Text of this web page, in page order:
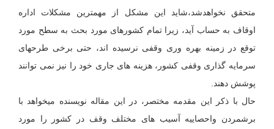
متحقق نخواهدشد،شاید این مشکل از مهمترین مشکلات اداره
اوقاف به حساب آید، زیرا تمام کشورهای مورد بحث به سطح مورد
توقع در زمینه بهره وری وقفی نرسیده اند، حتی برخی طرحهای
سرمایه گذاری وقفی کشور، هزینه های جاری خود را نیز نمی توانند
پوشش دهند.
حال با ذکر این مقدمه مختصر، در این مقاله نویسنده میخواهد با
برشمردن واحصاییه آسیب های مختلف وقف در کشور را مورد